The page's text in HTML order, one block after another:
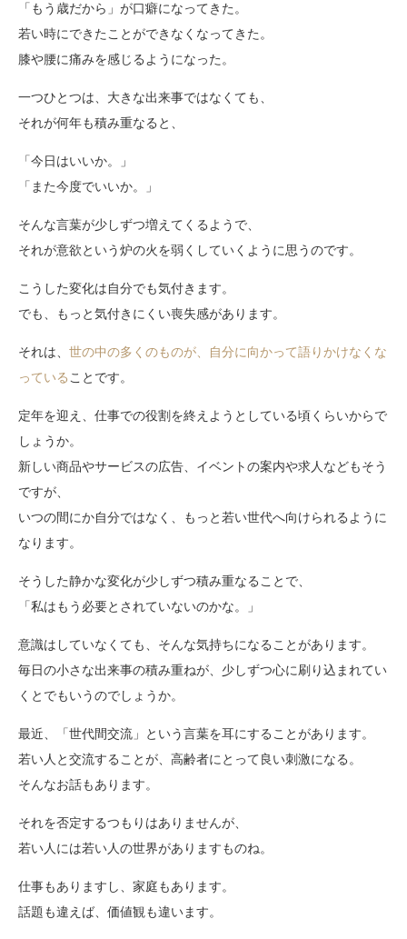
「もう歳だから」が口癖になってきた。
若い時にできたことができなくなってきた。
膝や腰に痛みを感じるようになった。
一つひとつは、大きな出来事ではなくても、
それが何年も積み重なると、
「今日はいいか。」
「また今度でいいか。」
そんな言葉が少しずつ増えてくるようで、
それが意欲という炉の火を弱くしていくように思うのです。
こうした変化は自分でも気付きます。
でも、もっと気付きにくい喪失感があります。
それは、 世の中の多くのものが、自分に向かって語りかけなくな
っている ことです。
定年を迎え、仕事での役割を終えようとしている頃くらいからで
しょうか。
新しい商品やサービスの広告、イベントの案内や求人などもそう
ですが、
いつの間にか自分ではなく、もっと若い世代へ向けられるように
なります。
そうした静かな変化が少しずつ積み重なることで、
「私はもう必要とされていないのかな。」
意識はしていなくても、そんな気持ちになることがあります。
毎日の小さな出来事の積み重ねが、少しずつ心に刷り込まれてい
くとでもいうのでしょうか。
最近、「世代間交流」という言葉を耳にすることがあります。
若い人と交流することが、高齢者にとって良い刺激になる。
そんなお話もあります。
それを否定するつもりはありませんが、
若い人には若い人の世界がありますものね。
仕事もありますし、家庭もあります。
話題も違えば、価値観も違います。